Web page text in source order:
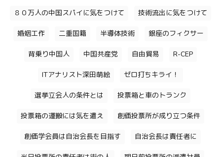
８０万人の中国スパイに気をつけて 技術流出に気をつけて
婚姻工作 二重国籍 半導体技術 銀座のフィクサー
背乗り中国人 中国共産党 自由貿易 R-CEP
ITアナリスト深田萌絵 ゼロ打ちキライ！
選挙立会人の条件とは 投票箱と車のトランク
投票箱の運搬には気を遣え 創価投票所が成り立つ条件
創価学会員は自治会長を目指す 自治会長は責任者に